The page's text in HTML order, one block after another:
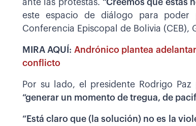
ante las protestas.“Creemos que estas
este espacio de diálogo para poder
Conferencia Episcopal de Bolivia (CEB),
MIRA AQUÍ: Andrónico plantea
conflicto
Por su lado, el presidente Rodrigo
“generar un momento de tregua, de
“Está claro que (la solución) no es la